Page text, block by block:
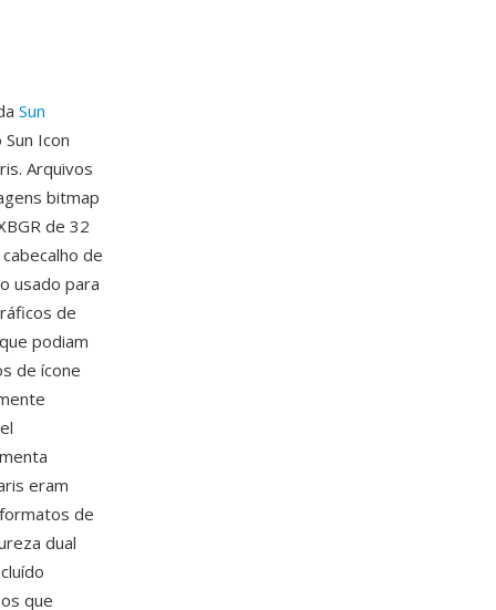
Sun
Icon
Arquivos
bitmap
de 32
de
usado para
de
podiam
de ícone
eram
de
dual
que